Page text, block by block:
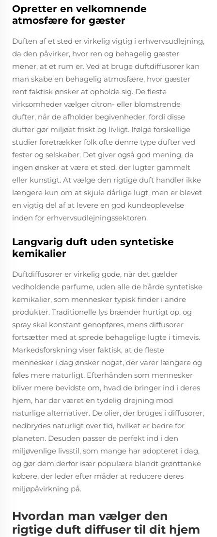
Opretter en velkomnende
atmosfære for gæster
Duften af et sted er virkelig vigtig i erhvervsudlejning,
da den påvirker, hvor ren og behagelig gæster
mener, at et rum er. Ved at bruge duftdiffusorer kan
man skabe en behagelig atmosfære, hvor gæster
rent faktisk ønsker at opholde sig. De fleste
virksomheder vælger citron- eller blomstrende
dufter, når de afholder begivenheder, fordi disse
dufter gør miljøet friskt og livligt. Ifølge forskellige
studier foretrækker folk ofte denne type dufter ved
fester og selskaber. Det giver også god mening, da
ingen ønsker at være et sted, der lugter gammelt
eller kunstigt. At vælge den rigtige duft handler ikke
længere kun om at skjule dårlige lugt, men er blevet
en vigtig del af at levere en god kundeoplevelse
inden for erhvervsudlejningssektoren.
Langvarig duft uden syntetiske
kemikalier
Duftdiffusorer er virkelig gode, når det gælder
vedholdende parfume, uden alle de hårde syntetiske
kemikalier, som mennesker typisk finder i andre
produkter. Traditionelle lys brænder hurtigt op, og
spray skal konstant genopføres, mens diffusorer
fortsætter med at sprede behagelige lugte i timevis.
Markedsforskning viser faktisk, at de fleste
mennesker i dag ønsker noget, der varer længere og
føles mere naturligt. Efterhånden som mennesker
bliver mere bevidste om, hvad de bringer ind i deres
hjem, har der været en tydelig drejning mod
naturlige alternativer. De olier, der bruges i diffusorer,
nedbrydes naturligt over tid, hvilket er bedre for
planeten. Desuden passer de perfekt ind i den
miljøvenlige livsstil, som mange har adopteret i dag,
og gør dem derfor især populære blandt grønttanke
købere, der leder efter måder at reducere deres
miljøpåvirkning på.
Hvordan man vælger den
rigtige duft diffuser til dit hjem